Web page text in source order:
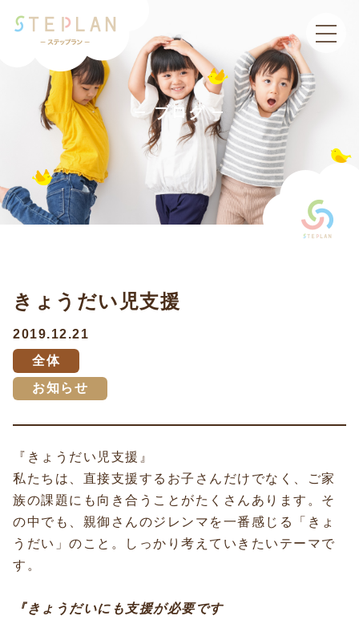
toggle
ブログ
きょうだい児支援
2019.12.21
全体
お知らせ
『きょうだい児支援』
私たちは、直接支援するお子さんだけでなく、ご家
族の課題にも向き合うことがたくさんあります。そ
の中でも、親御さんのジレンマを一番感じる「きょ
うだい」のこと。しっかり考えていきたいテーマで
す。
『きょうだいにも支援が必要です